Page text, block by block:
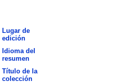
Lugar de
edición
Idioma del
resumen
Título de la
colección